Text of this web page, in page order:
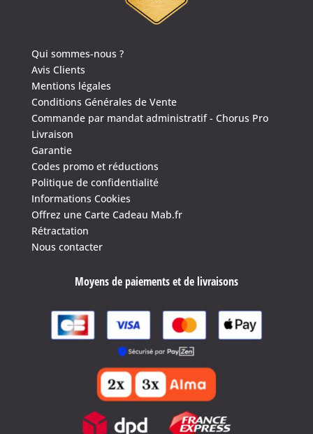
Qui sommes-nous ?
Avis Clients
Mentions légales
Conditions Générales de Vente
Commande par mandat administratif - Chorus Pro
Livraison
Garantie
Codes promo et réductions
Politique de confidentialité
Informations Cookies
Offrez une Carte Cadeau Mab.fr
Rétractation
Nous contacter
Moyens de paiements et de livraisons